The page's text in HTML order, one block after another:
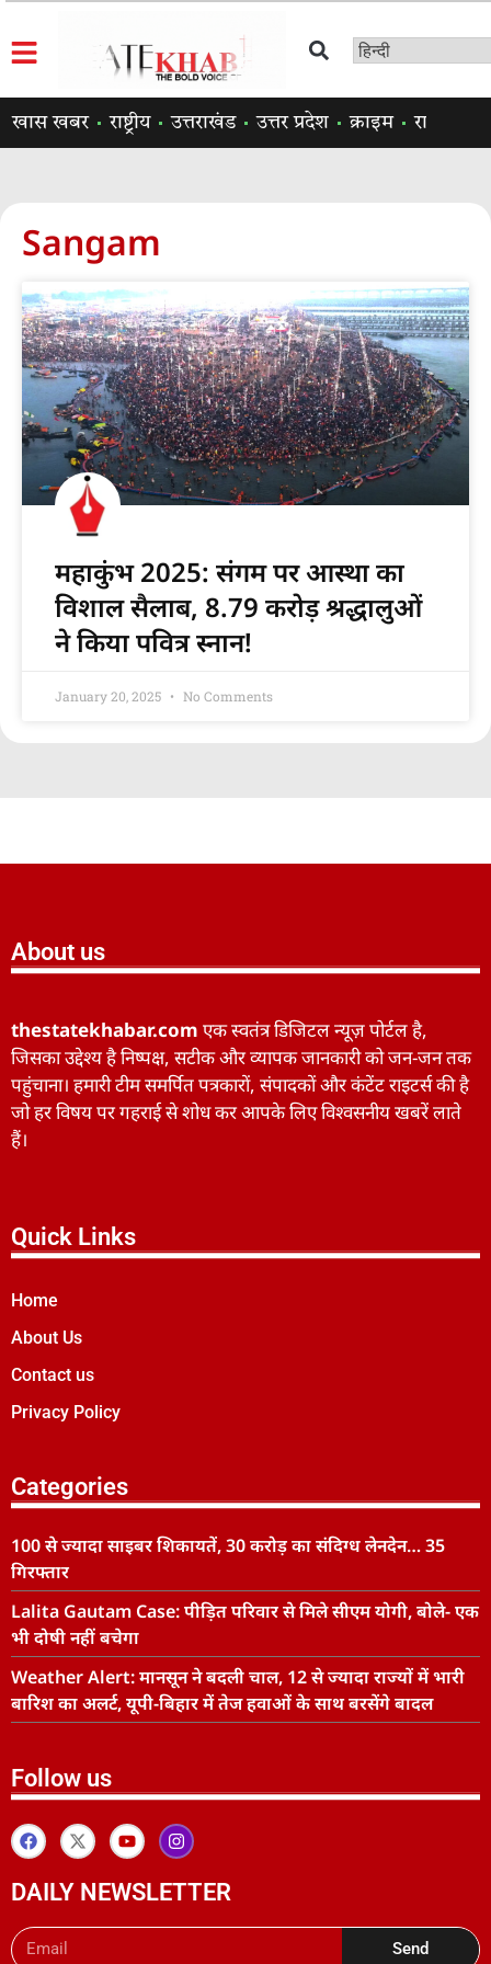
खास खबर राष्ट्रीय उत्तराखंड उत्तर प्रदेश क्राइम राजनीति
Sangam
महाकुंभ 2025: संगम पर आस्था का
विशाल सैलाब, 8.79 करोड़ श्रद्धालुओं
ने किया पवित्र स्नान!
January 20, 2025 No Comments
About us
thestatekhabar.com एक स्वतंत्र डिजिटल न्यूज़ पोर्टल है,
जिसका उद्देश्य है निष्पक्ष, सटीक और व्यापक जानकारी को जन-जन तक
पहुंचाना। हमारी टीम समर्पित पत्रकारों, संपादकों और कंटेंट राइटर्स की है
जो हर विषय पर गहराई से शोध कर आपके लिए विश्वसनीय खबरें लाते
हैं।
Quick Links
Home
About Us
Contact us
Privacy Policy
Categories
100 से ज्यादा साइबर शिकायतें, 30 करोड़ का संदिग्ध लेनदेन… 35
गिरफ्तार
Lalita Gautam Case: पीड़ित परिवार से मिले सीएम योगी, बोले- एक
भी दोषी नहीं बचेगा
Weather Alert: मानसून ने बदली चाल, 12 से ज्यादा राज्यों में भारी
बारिश का अलर्ट, यूपी-बिहार में तेज हवाओं के साथ बरसेंगे बादल
Follow us
DAILY NEWSLETTER
Send